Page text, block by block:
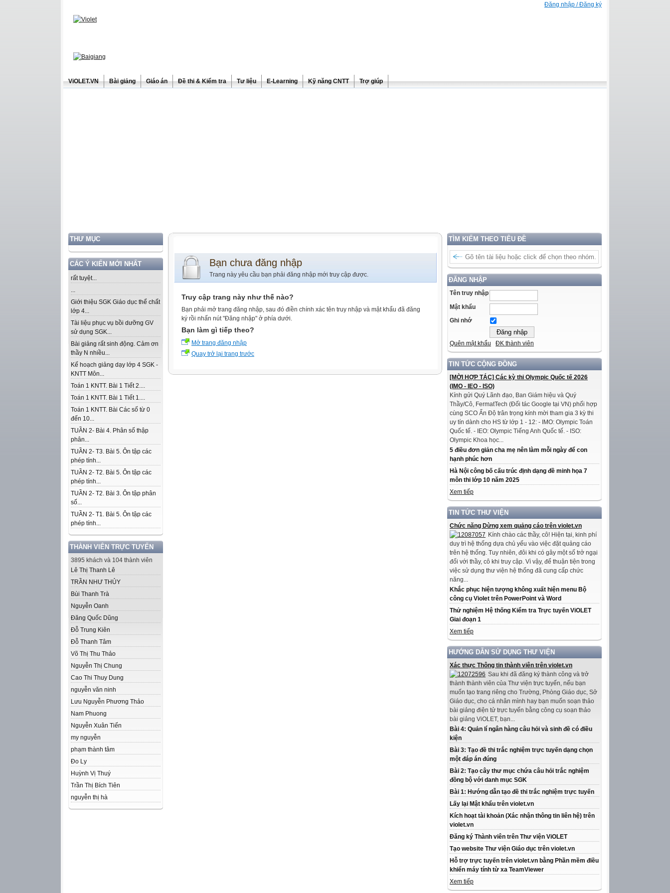
Đăng nhập / Đăng ký
ViOLET.VN Bài giảng Giáo án Đề thi & Kiểm tra Tư liệu E-Learning Kỹ năng CNTT Trợ giúp
THƯ MỤC
CÁC Ý KIẾN MỚI NHẤT
rất tuyệt...
...
Giới thiệu SGK Giáo dục thể chất
lớp 4...
Tài liệu phục vụ bồi dưỡng GV
sử dụng SGK...
Bài giảng rất sinh động. Cảm ơn
thầy N nhiều...
Kế hoạch giảng dạy lớp 4 SGK -
KNTT Môn...
Toán 1 KNTT. Bài 1 Tiết 2....
Toán 1 KNTT. Bài 1 Tiết 1....
Toán 1 KNTT. Bài Các số từ 0
đến 10...
TUẦN 2- Bài 4. Phân số thập
phân...
TUẦN 2- T3. Bài 5. Ôn tập các
phép tính...
TUẦN 2- T2. Bài 5. Ôn tập các
phép tính...
TUẦN 2- T2. Bài 3. Ôn tập phân
số...
TUẦN 2- T1. Bài 5. Ôn tập các
phép tính...
THÀNH VIÊN TRỰC TUYẾN
3895 khách và 104 thành viên
Lê Thị Thanh Lê
TRẦN NHƯ THỦY
Bùi Thanh Trà
Nguyễn Oanh
Đăng Quốc Dũng
Đỗ Trung Kiên
Đỗ Thanh Tâm
Võ Thị Thu Thảo
Nguyễn Thị Chung
Cao Thi Thuy Dung
nguyễn văn ninh
Lưu Nguyễn Phương Thảo
Nam Phuong
Nguyễn Xuân Tiến
my nguyễn
phạm thành tâm
Đo Ly
Huỳnh Vị Thuý
Trần Thị Bích Tiên
nguyễn thị hà
TÌM KIẾM THEO TIÊU ĐỀ
ĐĂNG NHẬP
Tên truy nhập
Mật khẩu
Ghi nhớ
Quên mật khẩu ĐK thành viên
TIN TỨC CỘNG ĐỒNG
[MỜI HỢP TÁC] Các kỳ thi Olympic Quốc tế 2026
(IMO - IEO - ISO)
Kính gửi Quý Lãnh đạo, Ban Giám hiệu và Quý
Thầy/Cô, FermatTech (Đối tác Google tại VN) phối hợp
cùng SCO Ấn Độ trân trọng kính mời tham gia 3 kỳ thi
uy tín dành cho HS từ lớp 1 - 12: - IMO: Olympic Toán
Quốc tế. - IEO: Olympic Tiếng Anh Quốc tế. - ISO:
Olympic Khoa học...
5 điều đơn giản cha mẹ nên làm mỗi ngày để con
hạnh phúc hơn
Hà Nội công bố cấu trúc định dạng đề minh họa 7
môn thi lớp 10 năm 2025
Xem tiếp
TIN TỨC THƯ VIỆN
Chức năng Dừng xem quảng cáo trên violet.vn
Kính chào các thầy, cô! Hiện tại, kinh phí
duy trì hệ thống dựa chủ yếu vào việc đặt quảng cáo
trên hệ thống. Tuy nhiên, đôi khi có gây một số trở ngại
đối với thầy, cô khi truy cập. Vì vậy, để thuận tiện trong
việc sử dụng thư viện hệ thống đã cung cấp chức
năng...
Khắc phục hiện tượng không xuất hiện menu Bộ
công cụ Violet trên PowerPoint và Word
Thử nghiệm Hệ thống Kiểm tra Trực tuyến ViOLET
Giai đoạn 1
Xem tiếp
HƯỚNG DẪN SỬ DỤNG THƯ VIỆN
Xác thực Thông tin thành viên trên violet.vn
Sau khi đã đăng ký thành công và trở
thành thành viên của Thư viện trực tuyến, nếu bạn
muốn tạo trang riêng cho Trường, Phòng Giáo dục, Sở
Giáo dục, cho cá nhân mình hay bạn muốn soạn thảo
bài giảng điện tử trực tuyến bằng công cụ soạn thảo
bài giảng ViOLET, bạn...
Bài 4: Quản lí ngân hàng câu hỏi và sinh đề có điều
kiện
Bài 3: Tạo đề thi trắc nghiệm trực tuyến dạng chọn
một đáp án đúng
Bài 2: Tạo cây thư mục chứa câu hỏi trắc nghiệm
đồng bộ với danh mục SGK
Bài 1: Hướng dẫn tạo đề thi trắc nghiệm trực tuyến
Lấy lại Mật khẩu trên violet.vn
Kích hoạt tài khoản (Xác nhận thông tin liên hệ) trên
violet.vn
Đăng ký Thành viên trên Thư viện ViOLET
Tạo website Thư viện Giáo dục trên violet.vn
Hỗ trợ trực tuyến trên violet.vn bằng Phần mềm điều
khiển máy tính từ xa TeamViewer
Xem tiếp
Bạn chưa đăng nhập
Trang này yêu cầu bạn phải đăng nhập mới truy cập được.
Truy cập trang này như thế nào?
Bạn phải mở trang đăng nhập, sau đó điền chính xác tên truy nhập và mật khẩu đã đăng
ký rồi nhấn nút "Đăng nhập" ở phía dưới.
Bạn làm gì tiếp theo?
Mở trang đăng nhập
Quay trở lại trang trước